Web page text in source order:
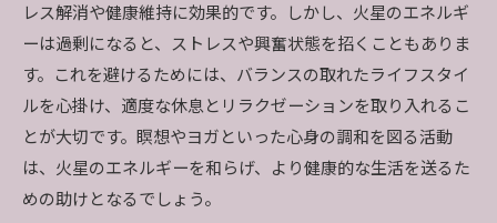
レス解消や健康維持に効果的です。しかし、火星のエネルギ
ーは過剰になると、ストレスや興奮状態を招くこともありま
す。これを避けるためには、バランスの取れたライフスタイ
ルを心掛け、適度な休息とリラクゼーションを取り入れるこ
とが大切です。瞑想やヨガといった心身の調和を図る活動
は、火星のエネルギーを和らげ、より健康的な生活を送るた
めの助けとなるでしょう。